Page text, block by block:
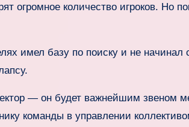
огромное количество игроков. Но
имел базу по поиску и не начинал
— он будет важнейшим звеном
команды в управлении